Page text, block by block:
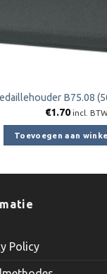
B75.08
€1.70 incl.
Toevoegen aan
Policy